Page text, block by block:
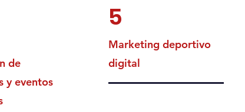
de
y eventos
5
Marketing deportivo
digital